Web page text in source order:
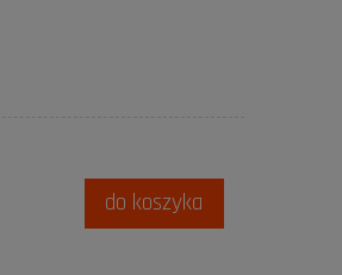
do koszyka